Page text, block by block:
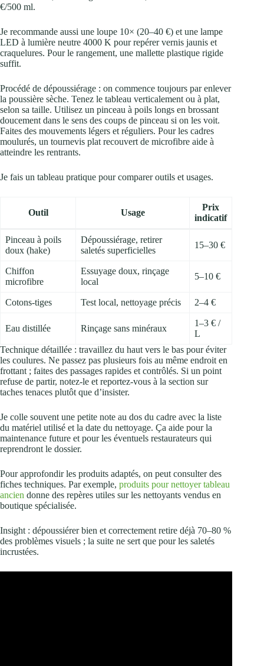
€/500 ml.
Je recommande aussi une loupe 10× (20–40 €) et une lampe
LED à lumière neutre 4000 K pour repérer vernis jaunis et
craquelures. Pour le rangement, une mallette plastique rigide
suffit.
Procédé de dépoussiérage : on commence toujours par enlever
la poussière sèche. Tenez le tableau verticalement ou à plat,
selon sa taille. Utilisez un pinceau à poils longs en brossant
doucement dans le sens des coups de pinceau si on les voit.
Faites des mouvements légers et réguliers. Pour les cadres
moulurés, un tournevis plat recouvert de microfibre aide à
atteindre les rentrants.
Je fais un tableau pratique pour comparer outils et usages.
Outil Usage
Prix
indicatif
Pinceau à poils
doux (hake)
Dépoussiérage, retirer
saletés superficielles
15–30 €
Chiffon
microfibre
Essuyage doux, rinçage
local
5–10 €
Cotons‑tiges Test local, nettoyage précis 2–4 €
Eau distillée Rinçage sans minéraux
1–3 € /
L
Technique détaillée : travaillez du haut vers le bas pour éviter
les coulures. Ne passez pas plusieurs fois au même endroit en
frottant ; faites des passages rapides et contrôlés. Si un point
refuse de partir, notez‑le et reportez‑vous à la section sur
taches tenaces plutôt que d’insister.
Je colle souvent une petite note au dos du cadre avec la liste
du matériel utilisé et la date du nettoyage. Ça aide pour la
maintenance future et pour les éventuels restaurateurs qui
reprendront le dossier.
Pour approfondir les produits adaptés, on peut consulter des
fiches techniques. Par exemple, produits pour nettoyer tableau
ancien donne des repères utiles sur les nettoyants vendus en
boutique spécialisée.
Insight : dépoussiérer bien et correctement retire déjà 70–80 %
des problèmes visuels ; la suite ne sert que pour les saletés
incrustées.